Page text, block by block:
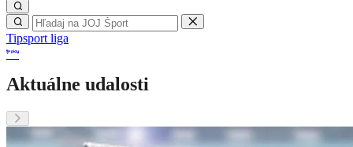
Tipsport liga
Aktuálne udalosti